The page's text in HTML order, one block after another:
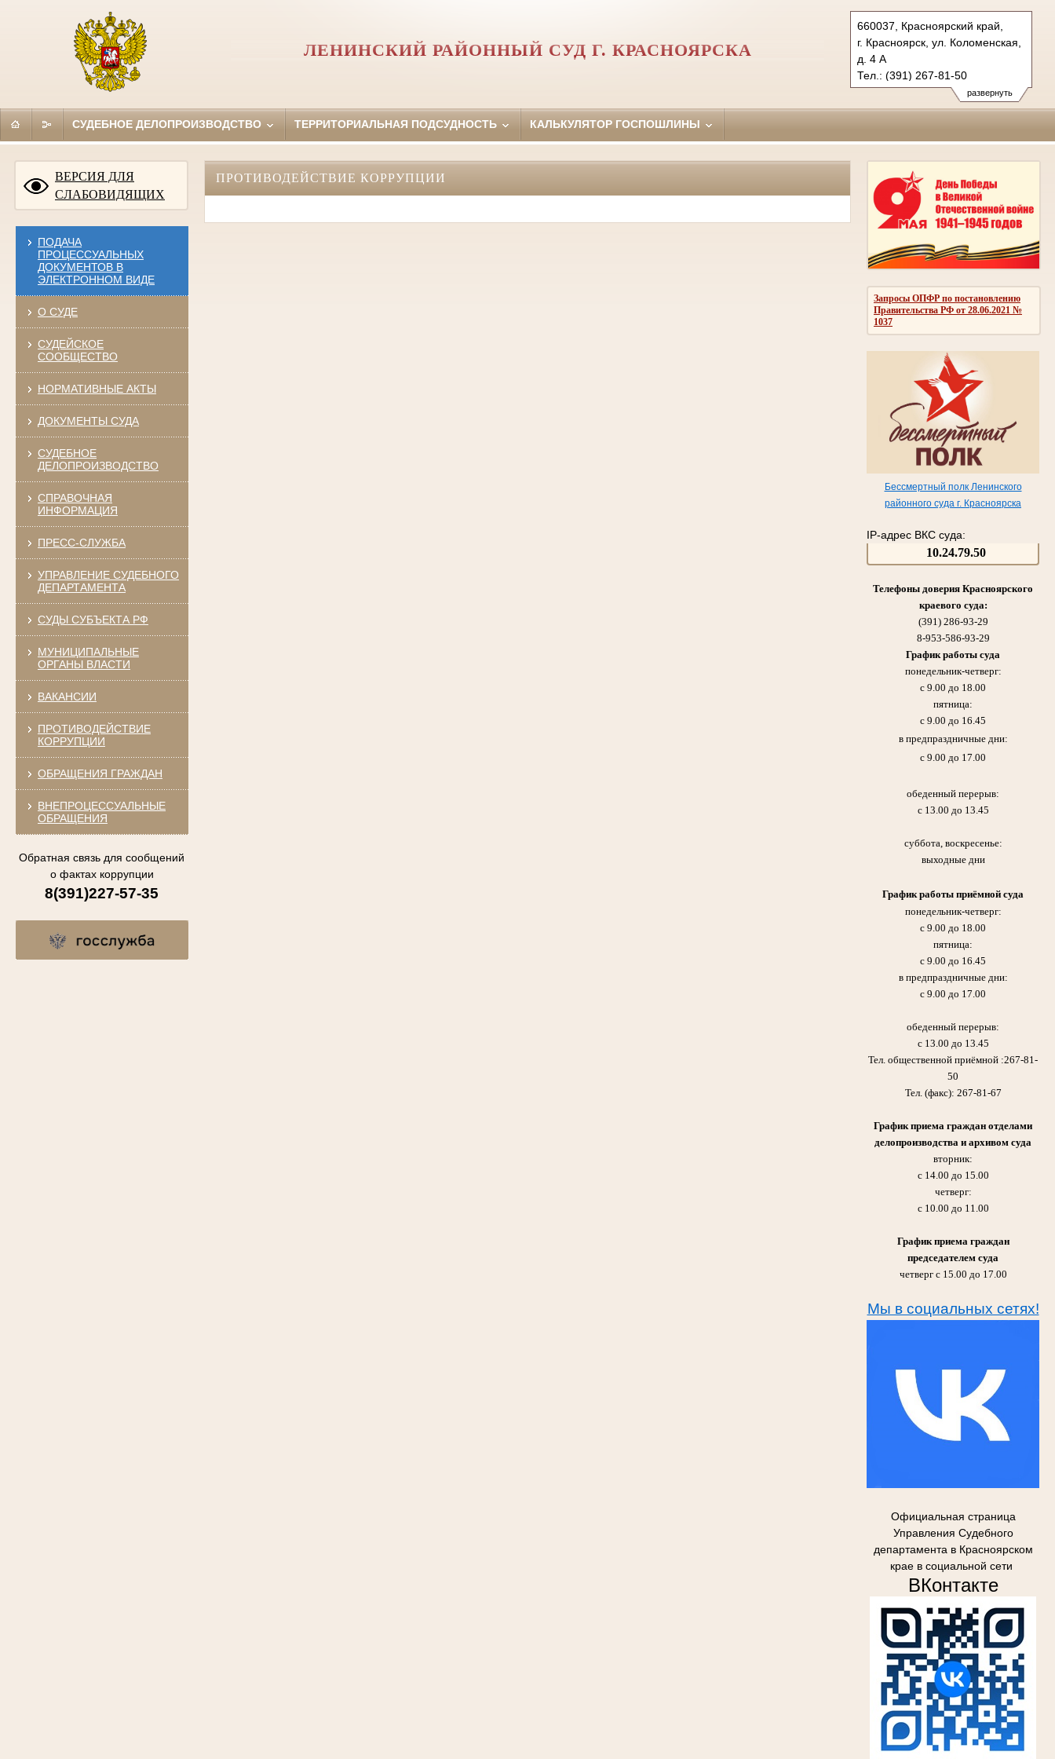
развернуть
660037, Красноярский край,
г. Красноярск, ул. Коломенская,
д. 4 А
Тел.: (391) 267-81-50
lenins.krk@sudrf.ru
ЛЕНИНСКИЙ РАЙОННЫЙ СУД Г. КРАСНОЯРСКА
СУДЕБНОЕ ДЕЛОПРОИЗВОДСТВО ТЕРРИТОРИАЛЬНАЯ ПОДСУДНОСТЬ КАЛЬКУЛЯТОР ГОСПОШЛИНЫ
ВЕРСИЯ ДЛЯ
СЛАБОВИДЯЩИХ
ПОДАЧА
ПРОЦЕССУАЛЬНЫХ
ДОКУМЕНТОВ В
ЭЛЕКТРОННОМ ВИДЕ
О СУДЕ
СУДЕЙСКОЕ
СООБЩЕСТВО
НОРМАТИВНЫЕ АКТЫ
ДОКУМЕНТЫ СУДА
СУДЕБНОЕ
ДЕЛОПРОИЗВОДСТВО
СПРАВОЧНАЯ
ИНФОРМАЦИЯ
ПРЕСС-СЛУЖБА
УПРАВЛЕНИЕ СУДЕБНОГО
ДЕПАРТАМЕНТА
СУДЫ СУБЪЕКТА РФ
МУНИЦИПАЛЬНЫЕ
ОРГАНЫ ВЛАСТИ
ВАКАНСИИ
ПРОТИВОДЕЙСТВИЕ
КОРРУПЦИИ
ОБРАЩЕНИЯ ГРАЖДАН
ВНЕПРОЦЕССУАЛЬНЫЕ
ОБРАЩЕНИЯ
Обратная связь для сообщений
о фактах коррупции
8(391)227-57-35
Запросы ОПФР по постановлению
Правительства РФ от 28.06.2021 №
1037
Бессмертный полк Ленинского
районного суда г. Красноярска
IP-адрес ВКС суда:
10.24.79.50
Телефоны доверия Красноярского
краевого суда:
(391) 286-93-29
8-953-586-93-29
График работы суда
понедельник-четверг:
с 9.00 до 18.00
пятница:
с 9.00 до 16.45
в предпраздничные дни:
с 9.00 до 17.00
обеденный перерыв:
с 13.00 до 13.45
суббота, воскресенье:
выходные дни
График работы приёмной суда
понедельник-четверг:
с 9.00 до 18.00
пятница:
с 9.00 до 16.45
в предпраздничные дни:
с 9.00 до 17.00
обеденный перерыв:
с 13.00 до 13.45
Тел. общественной приёмной :267-81-
50
Тел. (факс): 267-81-67
График приема граждан отделами
делопроизводства и архивом суда
вторник:
с 14.00 до 15.00
четверг:
с 10.00 до 11.00
График приема граждан
председателем суда
четверг с 15.00 до 17.00
Мы в социальных сетях!
Официальная страница
Управления Судебного
департамента в Красноярском
крае в социальной сети
ВКонтакте
ПРОТИВОДЕЙСТВИЕ КОРРУПЦИИ